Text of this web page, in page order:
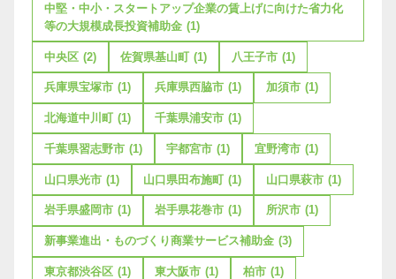
中堅・中小・スタートアップ企業の賃上げに向けた省力化
等の大規模成長投資補助金 (1)
中央区 (2) 佐賀県基山町 (1) 八王子市 (1)
兵庫県宝塚市 (1) 兵庫県西脇市 (1) 加須市 (1)
北海道中川町 (1) 千葉県浦安市 (1)
千葉県習志野市 (1) 宇都宮市 (1) 宜野湾市 (1)
山口県光市 (1) 山口県田布施町 (1) 山口県萩市 (1)
岩手県盛岡市 (1) 岩手県花巻市 (1) 所沢市 (1)
新事業進出・ものづくり商業サービス補助金 (3)
東京都渋谷区 (1) 東大阪市 (1) 柏市 (1)